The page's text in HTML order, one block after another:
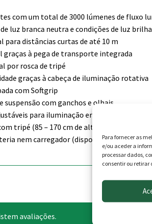
Para fornecer as
e/ou aceder a
processar dados,
consentir ou retirar
com um total de 3000 lúmenes de fluxo
luz branca neutra e condições de luz
para distâncias curtas de até 10 m
graças à pega de transporte integrada
por rosca de tripé
graças à cabeça de iluminação rotativa
com Softgrip
suspensão com ganchos e olhais
para iluminação em larga escala até
tripé (85 – 170 cm de altura)
nem carregador (disponível em
avaliações.